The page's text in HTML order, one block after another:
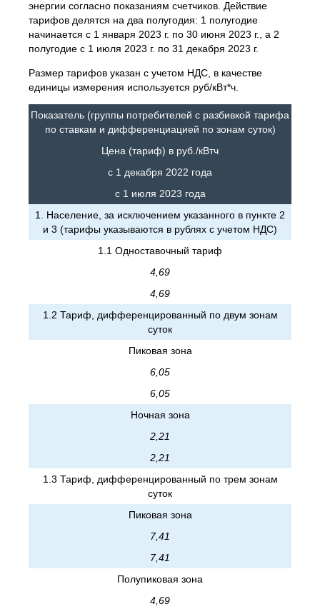
энергии согласно показаниям счетчиков. Действие
тарифов делятся на два полугодия: 1 полугодие
начинается с 1 января 2023 г. по 30 июня 2023 г., а 2
полугодие с 1 июля 2023 г. по 31 декабря 2023 г.
Размер тарифов указан с учетом НДС, в качестве
единицы измерения используется руб/кВт*ч.
Показатель (группы потребителей с разбивкой тарифа
по ставкам и дифференциацией по зонам суток)
Цена (тариф) в руб./кВтч
с 1 декабря 2022 года
с 1 июля 2023 года
1. Население, за исключением указанного в пункте 2
и 3 (тарифы указываются в рублях с учетом НДС)
1.1 Одноставочный тариф
4,69
4,69
1.2 Тариф, дифференцированный по двум зонам
суток
Пиковая зона
6,05
6,05
Ночная зона
2,21
2,21
1.3 Тариф, дифференцированный по трем зонам
суток
Пиковая зона
7,41
7,41
Полупиковая зона
4,69